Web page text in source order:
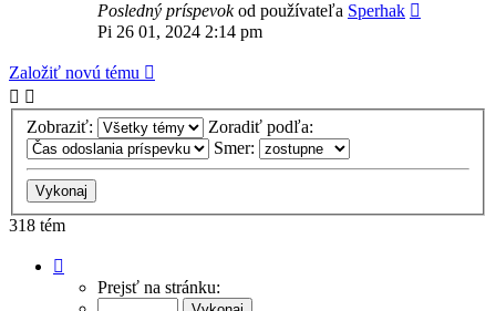
Posledný príspevokod používateľa Sperhak
Pi 26 01, 2024 2:14 pm
Založiť novú tému
Zobraziť:
Zoradiť podľa:
Smer:
318 tém
Prejsť na stránku: